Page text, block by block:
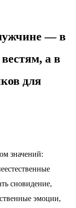
— в
а в
для
значений:
сновидение,
эмоции,